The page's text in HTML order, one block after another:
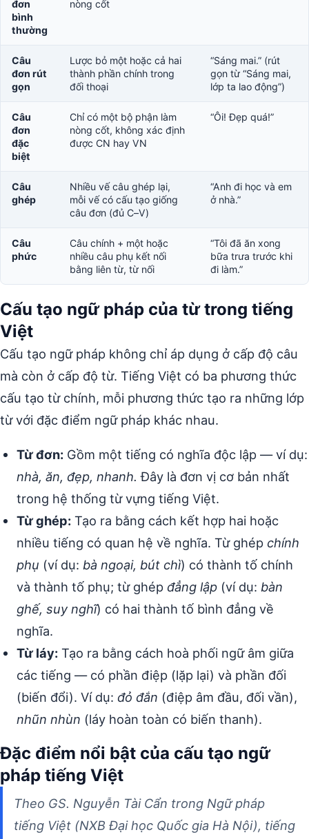
đơn
bình
thường
nòng cốt
Câu
đơn rút
gọn
Lược bỏ một hoặc cả hai
thành phần chính trong
đối thoại
“Sáng mai.” (rút
gọn từ “Sáng mai,
lớp ta lao động”)
Câu
đơn
đặc
biệt
Chỉ có một bộ phận làm
nòng cốt, không xác định
được CN hay VN
“Ôi! Đẹp quá!”
Câu
ghép
Nhiều vế câu ghép lại,
mỗi vế có cấu tạo giống
câu đơn (đủ C–V)
“Anh đi học và em
ở nhà.”
Câu
phức
Câu chính + một hoặc
nhiều câu phụ kết nối
bằng liên từ, từ nối
“Tôi đã ăn xong
bữa trưa trước khi
đi làm.”
Cấu tạo ngữ pháp của từ trong tiếng
Việt
Cấu tạo ngữ pháp không chỉ áp dụng ở cấp độ câu
mà còn ở cấp độ từ. Tiếng Việt có ba phương thức
cấu tạo từ chính, mỗi phương thức tạo ra những lớp
từ với đặc điểm ngữ pháp khác nhau.
Từ đơn: Gồm một tiếng có nghĩa độc lập — ví dụ:
nhà, ăn, đẹp, nhanh. Đây là đơn vị cơ bản nhất
trong hệ thống từ vựng tiếng Việt.
Từ ghép: Tạo ra bằng cách kết hợp hai hoặc
nhiều tiếng có quan hệ về nghĩa. Từ ghép chính
phụ (ví dụ: bà ngoại, bút chì) có thành tố chính
và thành tố phụ; từ ghép đẳng lập (ví dụ: bàn
ghế, suy nghĩ) có hai thành tố bình đẳng về
nghĩa.
Từ láy: Tạo ra bằng cách hoà phối ngữ âm giữa
các tiếng — có phần điệp (lặp lại) và phần đối
(biến đổi). Ví dụ: đỏ đắn (điệp âm đầu, đối vần),
nhũn nhùn (láy hoàn toàn có biến thanh).
Đặc điểm nổi bật của cấu tạo ngữ
pháp tiếng Việt
Theo GS. Nguyễn Tài Cẩn trong Ngữ pháp
tiếng Việt (NXB Đại học Quốc gia Hà Nội), tiếng